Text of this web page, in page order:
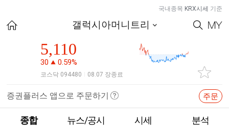
국내종목 KRX시세 기준
갤럭시아머니트리
5,110
30 0.59%
코스닥 094480 08.07 장종료
증권플러스 앱으로 주문하기 주문
종합 뉴스/공시 시세 분석